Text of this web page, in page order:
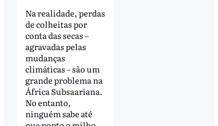
Na realidade, perdas
de colheitas por
conta das secas –
agravadas pelas
mudanças
climáticas – são um
grande problema na
África Subsaariana.
No entanto,
ninguém sabe até